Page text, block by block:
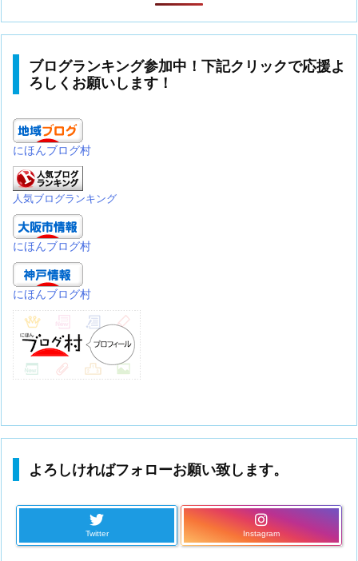
ブログランキング参加中！下記クリックで応援よ
ろしくお願いします！
にほんブログ村
人気ブログランキング
にほんブログ村
にほんブログ村
よろしければフォローお願い致します。
Twitter Instagram